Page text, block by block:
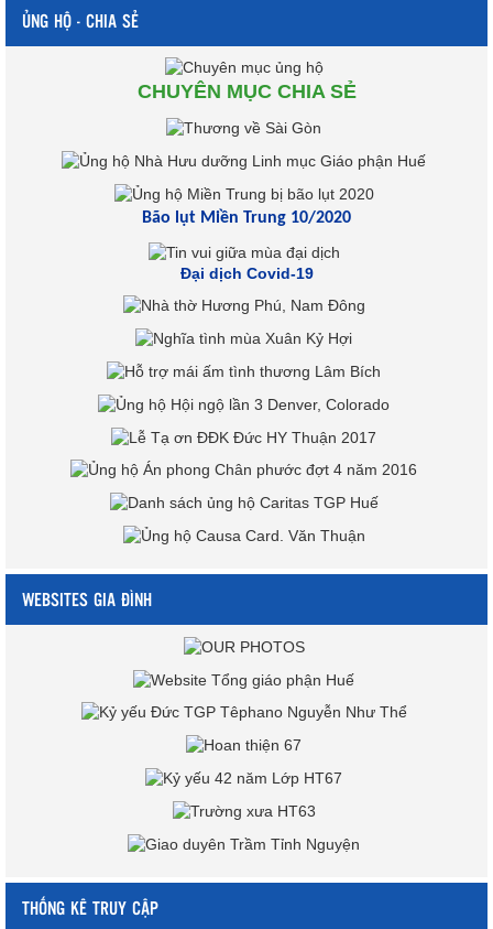
ỦNG HỘ - CHIA SẺ
CHUYÊN MỤC CHIA SẺ
Bão lụt Miền Trung 10/2020
Đại dịch Covid-19
WEBSITES GIA ĐÌNH
THỐNG KÊ TRUY CẬP